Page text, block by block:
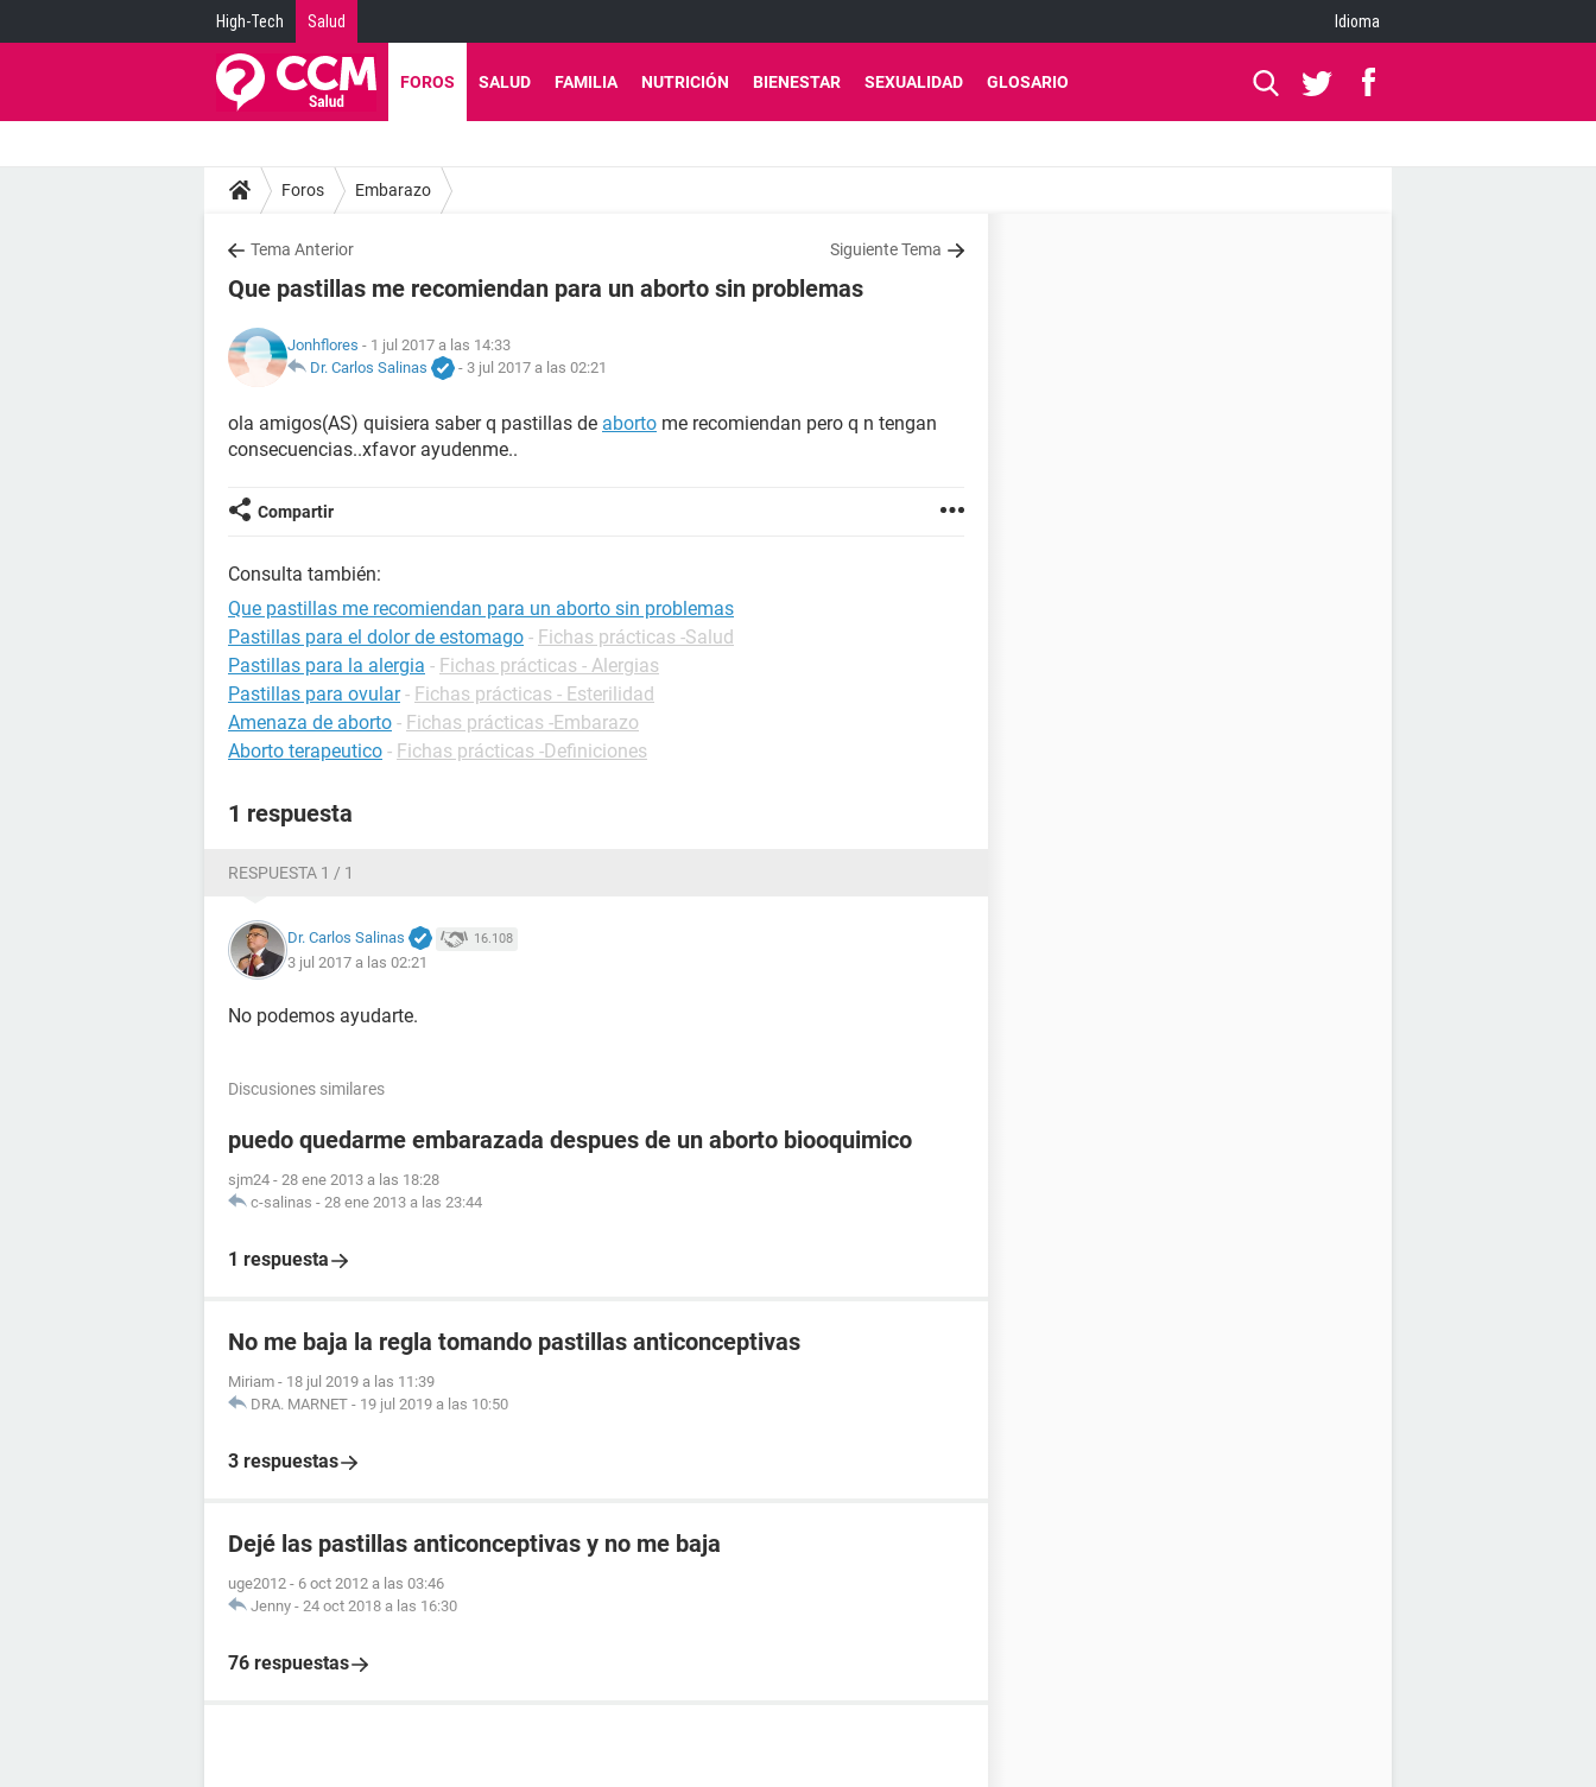
High-Tech Salud Idioma
FOROS SALUD FAMILIA NUTRICIÓN BIENESTAR SEXUALIDAD GLOSARIO
Foros Embarazo
Tema Anterior Siguiente Tema
Que pastillas me recomiendan para un aborto sin problemas
Jonhflores - 1 jul 2017 a las 14:33
Dr. Carlos Salinas
- 3 jul 2017 a las 02:21
ola amigos(AS) quisiera saber q pastillas de aborto me recomiendan pero q n tengan
consecuencias..xfavor ayudenme..
Compartir
Consulta también:
Que pastillas me recomiendan para un aborto sin problemas
Pastillas para el dolor de estomago - Fichas prácticas -Salud
Pastillas para la alergia - Fichas prácticas - Alergias
Pastillas para ovular - Fichas prácticas - Esterilidad
Amenaza de aborto - Fichas prácticas -Embarazo
Aborto terapeutico - Fichas prácticas -Definiciones
1 respuesta
RESPUESTA 1 / 1
Dr. Carlos Salinas 16.108
3 jul 2017 a las 02:21
No podemos ayudarte.
Discusiones similares
puedo quedarme embarazada despues de un aborto biooquimico
sjm24 - 28 ene 2013 a las 18:28
c-salinas - 28 ene 2013 a las 23:44
1 respuesta
No me baja la regla tomando pastillas anticonceptivas
Miriam - 18 jul 2019 a las 11:39
DRA. MARNET - 19 jul 2019 a las 10:50
3 respuestas
Dejé las pastillas anticonceptivas y no me baja
uge2012 - 6 oct 2012 a las 03:46
Jenny - 24 oct 2018 a las 16:30
76 respuestas